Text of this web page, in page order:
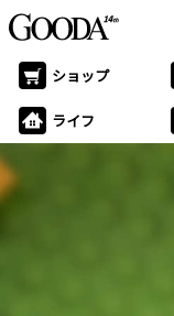
ショップ
ライフ